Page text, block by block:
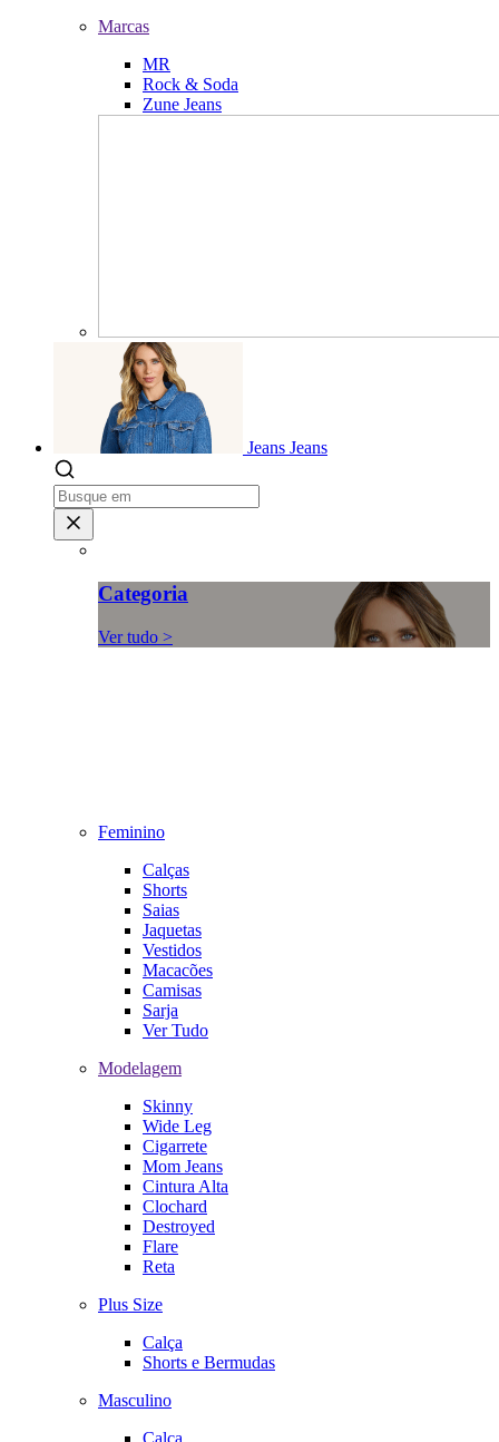
Marcas
MR
Rock & Soda
Zune Jeans
Jeans Jeans
Categoria
Ver tudo >
Feminino
Calças
Shorts
Saias
Jaquetas
Vestidos
Macacões
Camisas
Sarja
Ver Tudo
Modelagem
Skinny
Wide Leg
Cigarrete
Mom Jeans
Cintura Alta
Clochard
Destroyed
Flare
Reta
Plus Size
Calça
Shorts e Bermudas
Masculino